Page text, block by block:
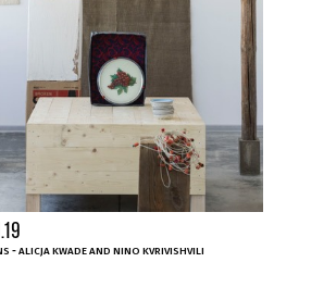
- ALICJA KWADE AND NINO KVRIVISHVILI